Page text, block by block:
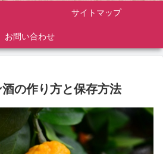
サイトマップ
お問い合わせ
の作り方と保存方法